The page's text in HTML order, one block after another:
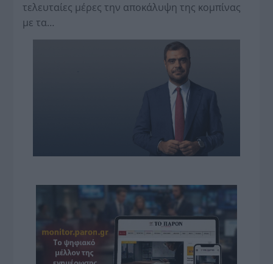
τελευταίες μέρες την αποκάλυψη της κο­μπίνας
με τα…